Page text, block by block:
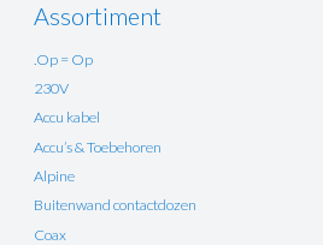
Assortiment
.Op = Op
230V
Accu kabel
Accu’s & Toebehoren
Alpine
Buitenwand contactdozen
Coax